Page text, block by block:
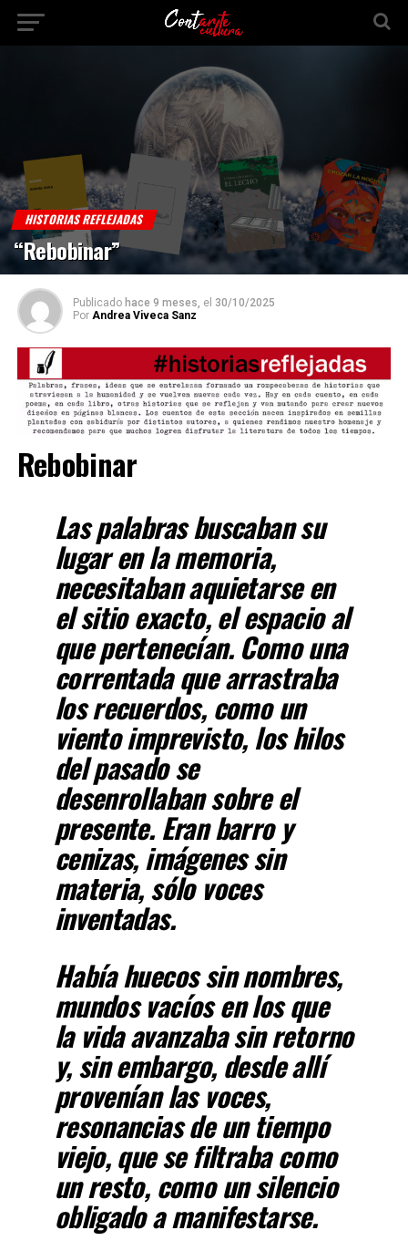
HISTORIAS REFLEJADAS
“Rebobinar”
Publicado hace 9 meses, el 30/10/2025
Por Andrea Viveca Sanz
Rebobinar
Las palabras buscaban su
lugar en la memoria,
necesitaban aquietarse en
el sitio exacto, el espacio al
que pertenecían. Como una
correntada que arrastraba
los recuerdos, como un
viento imprevisto, los hilos
del pasado se
desenrollaban sobre el
presente. Eran barro y
cenizas, imágenes sin
materia, sólo voces
inventadas.
Había huecos sin nombres,
mundos vacíos en los que
la vida avanzaba sin retorno
y, sin embargo, desde allí
provenían las voces,
resonancias de un tiempo
viejo, que se filtraba como
un resto, como un silencio
obligado a manifestarse.